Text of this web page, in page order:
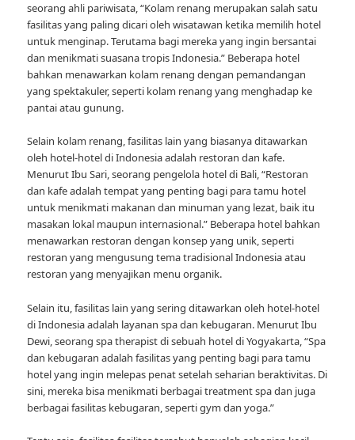
seorang ahli pariwisata, “Kolam renang merupakan salah satu
fasilitas yang paling dicari oleh wisatawan ketika memilih hotel
untuk menginap. Terutama bagi mereka yang ingin bersantai
dan menikmati suasana tropis Indonesia.” Beberapa hotel
bahkan menawarkan kolam renang dengan pemandangan
yang spektakuler, seperti kolam renang yang menghadap ke
pantai atau gunung.
Selain kolam renang, fasilitas lain yang biasanya ditawarkan
oleh hotel-hotel di Indonesia adalah restoran dan kafe.
Menurut Ibu Sari, seorang pengelola hotel di Bali, “Restoran
dan kafe adalah tempat yang penting bagi para tamu hotel
untuk menikmati makanan dan minuman yang lezat, baik itu
masakan lokal maupun internasional.” Beberapa hotel bahkan
menawarkan restoran dengan konsep yang unik, seperti
restoran yang mengusung tema tradisional Indonesia atau
restoran yang menyajikan menu organik.
Selain itu, fasilitas lain yang sering ditawarkan oleh hotel-hotel
di Indonesia adalah layanan spa dan kebugaran. Menurut Ibu
Dewi, seorang spa therapist di sebuah hotel di Yogyakarta, “Spa
dan kebugaran adalah fasilitas yang penting bagi para tamu
hotel yang ingin melepas penat setelah seharian beraktivitas. Di
sini, mereka bisa menikmati berbagai treatment spa dan juga
berbagai fasilitas kebugaran, seperti gym dan yoga.”